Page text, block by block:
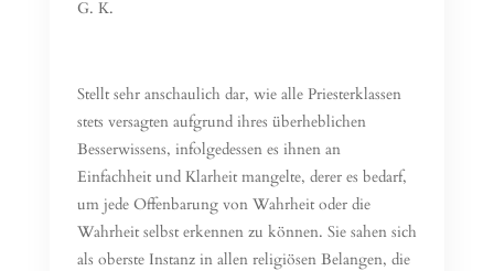
G. K.
Stellt sehr anschaulich dar, wie alle Priesterklassen
stets versagten aufgrund ihres überheblichen
Besserwissens, infolgedessen es ihnen an
Einfachheit und Klarheit mangelte, derer es bedarf,
um jede Offenbarung von Wahrheit oder die
Wahrheit selbst erkennen zu können. Sie sahen sich
als oberste Instanz in allen religiösen Belangen, die